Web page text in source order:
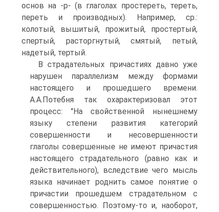
основ на -р- (в глаголах простереть, тереть,
переть и производных). Например, ср.:
колотый, вышитый, прожитый, простертый,
спертый, расторгнутый, смятый, петый,
надетый, тертый.
В страдательных причастиях давно уже
нарушен параллелизм между формами
настоящего и прошедшего времени.
А.А.Потебня так охарактеризовал этот
процесс: "На свойственной нынешнему
языку степени развития категорий
совершенности и несовершенности
глаголы совершенные не имеют причастия
настоящего страдательного (равно как и
действительного), вследствие чего мысль
языка начинает роднить самое понятие о
причастии прошедшем страдательном с
совершенностью. Поэтому-то и, наоборот,